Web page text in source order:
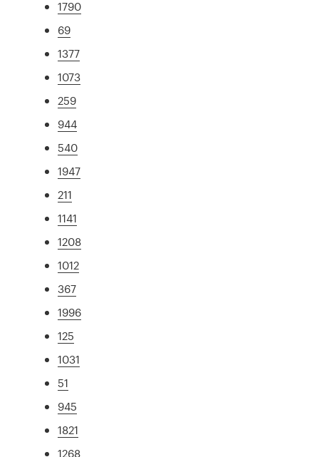
1790
69
1377
1073
259
944
540
1947
211
1141
1208
1012
367
1996
125
1031
51
945
1821
1268